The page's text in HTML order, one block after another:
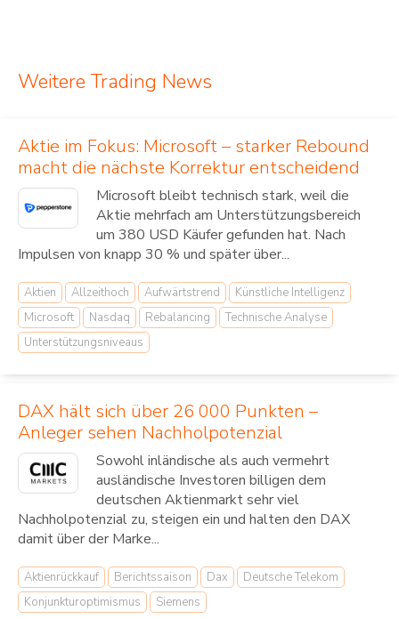
Weitere Trading News
Aktie im Fokus: Microsoft – starker Rebound
macht die nächste Korrektur entscheidend
Microsoft bleibt technisch stark, weil die
Aktie mehrfach am Unterstützungsbereich
um 380 USD Käufer gefunden hat. Nach
Impulsen von knapp 30 % und später über...
Aktien Allzeithoch Aufwärtstrend
Künstliche Intelligenz
Microsoft
Nasdaq Rebalancing
Technische Analyse
Unterstützungsniveaus
DAX hält sich über 26 000 Punkten –
Anleger sehen Nachholpotenzial
Sowohl inländische als auch vermehrt
ausländische Investoren billigen dem
deutschen Aktienmarkt sehr viel
Nachholpotenzial zu, steigen ein und halten den DAX
damit über der Marke...
Aktienrückkauf Berichtssaison Dax
Deutsche Telekom
Konjunkturoptimismus
Siemens